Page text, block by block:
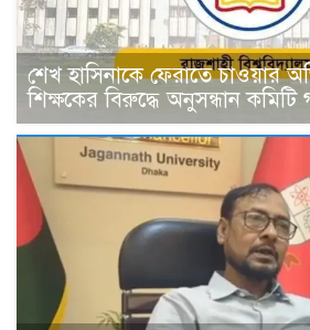
শেখ হাসিনাকে ফেরাতে চাওয়ার
শিক্ষকের বিরুদ্ধে অনুসন্ধান কমিটি